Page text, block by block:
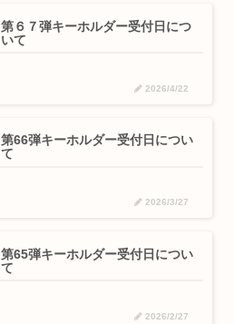
第６７弾キーホルダー受付日につ
いて
2026/4/22
第66弾キーホルダー受付日につい
て
2026/3/27
第65弾キーホルダー受付日につい
て
2026/2/27